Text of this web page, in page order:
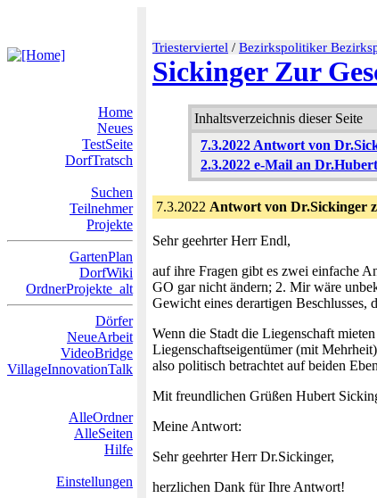
Triesterviertel / Bezirkspolitiker
Sickinger Zur
Home
Neues
TestSeite
DorfTratsch
Suchen
Teilnehmer
Projekte
GartenPlan
DorfWiki
OrdnerProjekte_alt
Dörfer
NeueArbeit
VideoBridge
VillageInnovationTalk
AlleOrdner
AlleSeiten
Hilfe
Einstellungen
Inhaltsverzeichnis dieser Seite
7.3.2022 Antwort von
2.3.2022 e-Mail an
7.3.2022 Antwort von Dr.Sickinger
Sehr geehrter Herr Endl,
auf ihre Fragen gibt es zwei einfache
GO gar nicht ändern; 2. Mir wäre
Gewicht eines derartigen Beschlusses,
Wenn die Stadt die Liegenschaft
Liegenschaftseigentümer (mit
also politisch betrachtet auf beiden
Mit freundlichen Grüßen Hubert
Meine Antwort:
Sehr geehrter Herr Dr.Sickinger,
herzlichen Dank für Ihre Antwort!